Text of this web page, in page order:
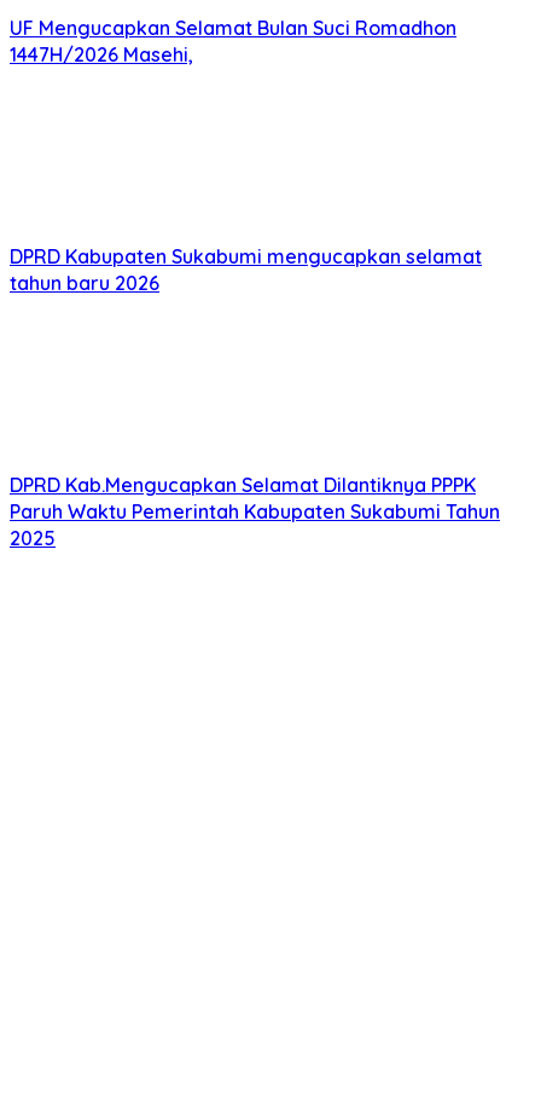
UF Mengucapkan Selamat Bulan Suci Romadhon
1447H/2026 Masehi,
DPRD Kabupaten Sukabumi mengucapkan selamat
tahun baru 2026
DPRD Kab.Mengucapkan Selamat Dilantiknya PPPK
Paruh Waktu Pemerintah Kabupaten Sukabumi Tahun
2025